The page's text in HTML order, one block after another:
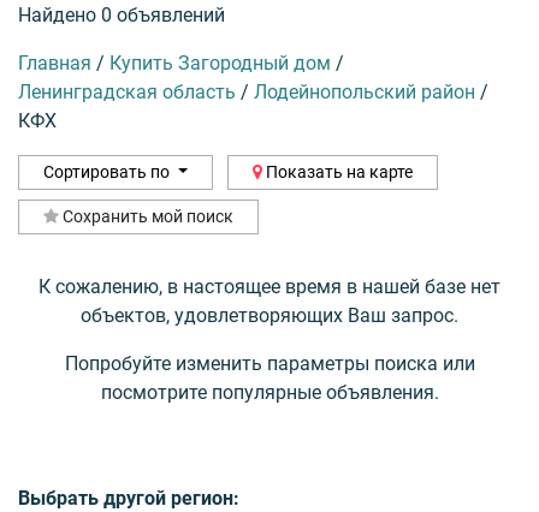
Найдено 0 объявлений
Главная / Купить Загородный дом /
Ленинградская область / Лодейнопольский район /
КФХ
Сортировать по Показать на карте
Сохранить мой поиск
К сожалению, в настоящее время в нашей базе нет
объектов, удовлетворяющих Ваш запрос.
Попробуйте изменить параметры поиска или
посмотрите популярные объявления.
Выбрать другой регион: